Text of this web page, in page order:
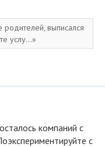
выписался
услу...
компаний с
с